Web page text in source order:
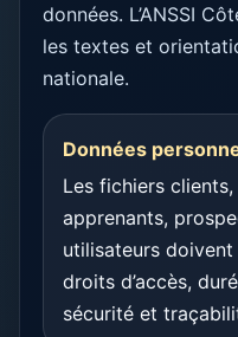
données. L’ANSSI
les textes et
nationale.
Données
Les fichiers
apprenants,
utilisateurs
droits d’accès,
sécurité et